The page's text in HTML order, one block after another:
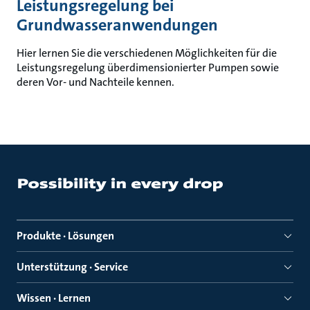
Leistungsregelung bei
Grundwasseranwendungen
Hier lernen Sie die verschiedenen Möglichkeiten für die
Leistungsregelung überdimensionierter Pumpen sowie
deren Vor- und Nachteile kennen.
Produkte · Lösungen
Unterstützung · Service
Wissen · Lernen